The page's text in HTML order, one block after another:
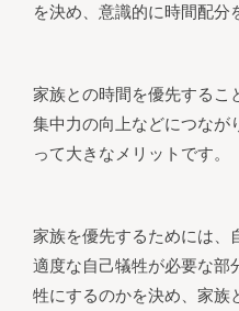
を決め、意識的に時間配分
家族との時間を優先するこ
集中力の向上などにつなが
って大きなメリットです。
家族を優先するためには、
適度な自己犠牲が必要な部
牲にするのかを決め、家族